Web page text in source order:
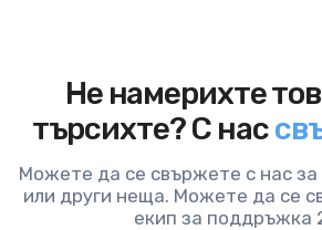
Не намерихте
търсихте? С нас
Можете да се свържете с нас за
или други неща. Можете да се
екип за поддръжка